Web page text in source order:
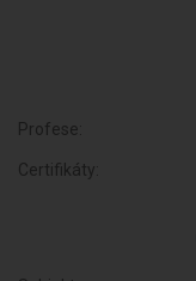
Profese:
Certifikáty: